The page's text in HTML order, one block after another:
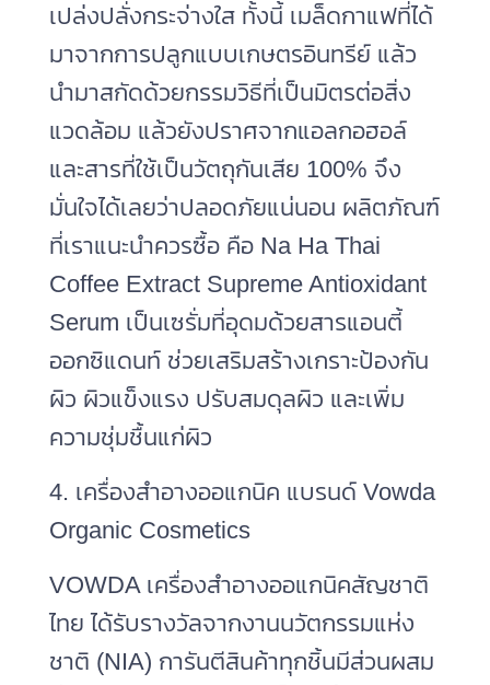
เปล่งปลั่งกระจ่างใส ทั้งนี้ เมล็ดกาแฟที่ได้
มาจากการปลูกแบบเกษตรอินทรีย์ แล้ว
นำมาสกัดด้วยกรรมวิธีที่เป็นมิตรต่อสิ่ง
แวดล้อม แล้วยังปราศจากแอลกอฮอล์
และสารที่ใช้เป็นวัตถุกันเสีย 100% จึง
มั่นใจได้เลยว่าปลอดภัยแน่นอน ผลิตภัณฑ์
ที่เราแนะนำควรซื้อ คือ Na Ha Thai
Coffee Extract Supreme Antioxidant
Serum เป็นเซรั่มที่อุดมด้วยสารแอนตี้
ออกซิแดนท์ ช่วยเสริมสร้างเกราะป้องกัน
ผิว ผิวแข็งแรง ปรับสมดุลผิว และเพิ่ม
ความชุ่มชื้นแก่ผิว
4. เครื่องสำอางออแกนิค แบรนด์ Vowda
Organic Cosmetics
VOWDA เครื่องสำอางออแกนิคสัญชาติ
ไทย ได้รับรางวัลจากงานนวัตกรรมแห่ง
ชาติ (NIA) การันตีสินค้าทุกชิ้นมีส่วนผสม